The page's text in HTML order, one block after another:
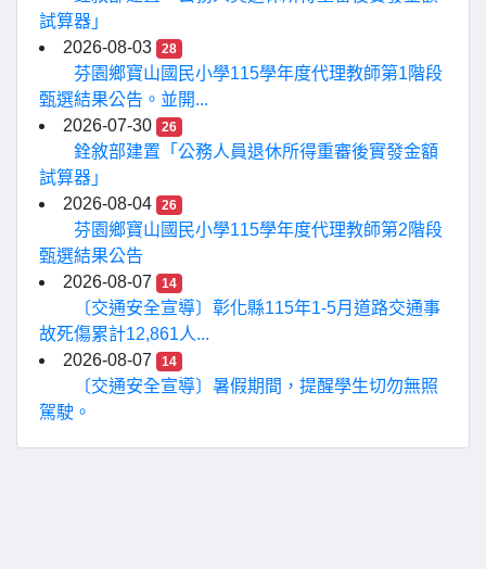
試算器」
2026-08-03
28
芬園鄉寶山國民小學115學年度代理教師第1階段
甄選結果公告。並開...
2026-07-30
26
銓敘部建置「公務人員退休所得重審後實發金額
試算器」
2026-08-04
26
芬園鄉寶山國民小學115學年度代理教師第2階段
甄選結果公告
2026-08-07
14
〔交通安全宣導〕彰化縣115年1-5月道路交通事
故死傷累計12,861人...
2026-08-07
14
〔交通安全宣導〕暑假期間，提醒學生切勿無照
駕駛。